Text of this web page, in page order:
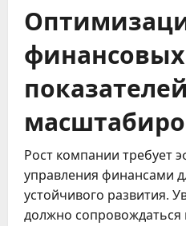
финансовых
Рост компании требует
управления финансами
устойчивого развития.
должно сопровождаться